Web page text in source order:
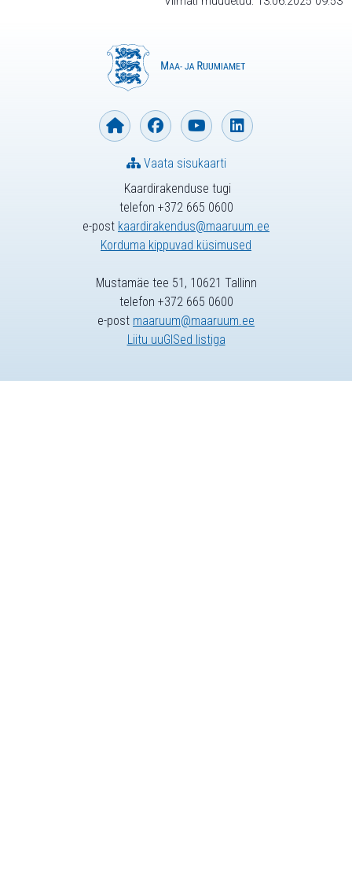
Kaardirakenduse tugi
telefon +372 665 0600
e-post kaardirakendus@maaruum.ee
Korduma kippuvad küsimused
Vaata sisukaarti
Mustamäe tee 51, 10621 Tallinn
telefon +372 665 0600
e-post maaruum@maaruum.ee
Liitu uuGISed listiga